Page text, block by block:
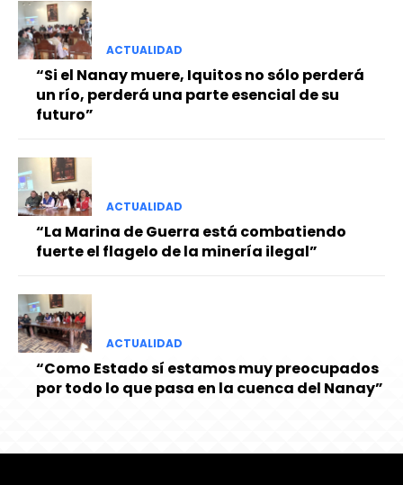
ACTUALIDAD
“Si el Nanay muere, Iquitos no sólo perderá
un río, perderá una parte esencial de su
futuro”
ACTUALIDAD
“La Marina de Guerra está combatiendo
fuerte el flagelo de la minería ilegal”
ACTUALIDAD
“Como Estado sí estamos muy preocupados
por todo lo que pasa en la cuenca del Nanay”